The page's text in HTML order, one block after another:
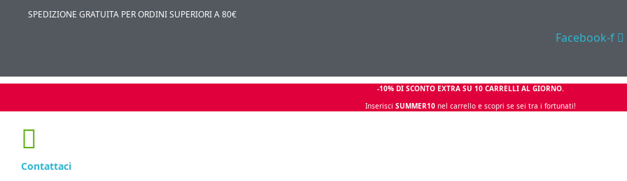
SPEDIZIONE GRATUITA PER ORDINI SUPERIORI A 80€
Facebook-f
-10% DI SCONTO EXTRA SU 10 CARRELLI AL GIORNO.
Inserisci SUMMER10 nel carrello e scopri se sei tra i fortunati!
Contattaci